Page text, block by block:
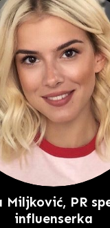
Miljković, PR
influenserka